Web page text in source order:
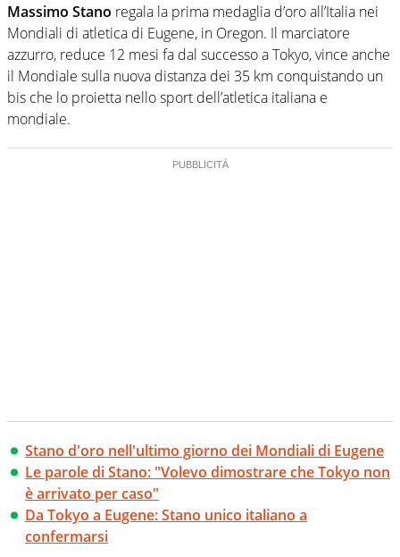
Massimo Stano regala la prima medaglia d’oro all’Italia nei
Mondiali di atletica di Eugene, in Oregon. Il marciatore
azzurro, reduce 12 mesi fa dal successo a Tokyo, vince anche
il Mondiale sulla nuova distanza dei 35 km conquistando un
bis che lo proietta nello sport dell’atletica italiana e
mondiale.
Stano d'oro nell'ultimo giorno dei Mondiali di Eugene
Le parole di Stano: "Volevo dimostrare che Tokyo non
è arrivato per caso"
Da Tokyo a Eugene: Stano unico italiano a
confermarsi